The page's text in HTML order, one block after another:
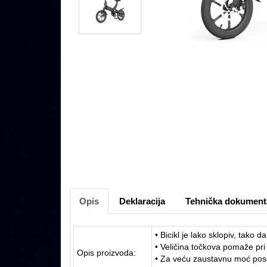
Opis Deklaracija Tehnička
Opis proizvoda:
• Bicikl je lako sklopiv, tako
• Veličina točkova pomaže
• Za veću zaustavnu moć